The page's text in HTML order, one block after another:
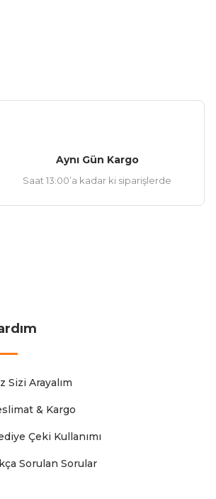
Aynı Gün Kargo
Saat 13:00’a kadar ki siparişlerde
Sizi Arayalım
& Kargo
Çeki Kullanımı
Sorulan Sorular